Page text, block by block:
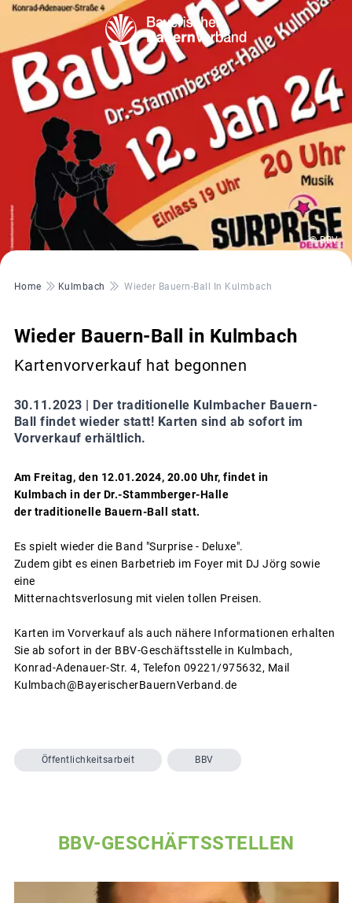
© BBV
Pfadnavigation
Home Kulmbach Wieder Bauern-Ball In Kulmbach
Wieder Bauern-Ball in Kulmbach
Kartenvorverkauf hat begonnen
30.11.2023 | Der traditionelle Kulmbacher Bauern-
Ball findet wieder statt! Karten sind ab sofort im
Vorverkauf erhältlich.
Am Freitag, den 12.01.2024, 20.00 Uhr, findet in
Kulmbach in der Dr.-Stammberger-Halle
der traditionelle Bauern-Ball statt.
Es spielt wieder die Band "Surprise - Deluxe".
Zudem gibt es einen Barbetrieb im Foyer mit DJ Jörg sowie
eine
Mitternachtsverlosung mit vielen tollen Preisen.
Karten im Vorverkauf als auch nähere Informationen erhalten
Sie ab sofort in der BBV-Geschäftsstelle in Kulmbach,
Konrad-Adenauer-Str. 4, Telefon 09221/975632, Mail
Kulmbach@BayerischerBauernVerband.de
Öffentlichkeitsarbeit BBV
BBV-GESCHÄFTSSTELLEN